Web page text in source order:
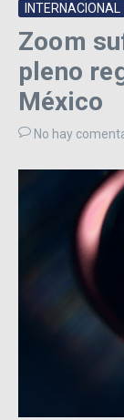
INTERNACIONAL
Zoom
pleno
México
No hay